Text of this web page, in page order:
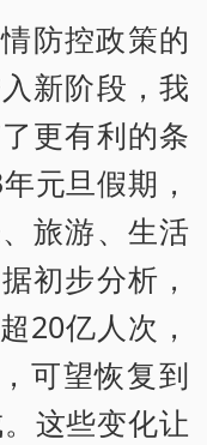
防控政策的
新阶段，我
更有利的条
元旦假期，
旅游、生活
初步分析，
20亿人次，
可望恢复到
这些变化让